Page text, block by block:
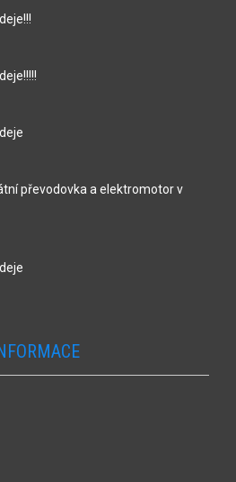
převodovka a elektromotor v